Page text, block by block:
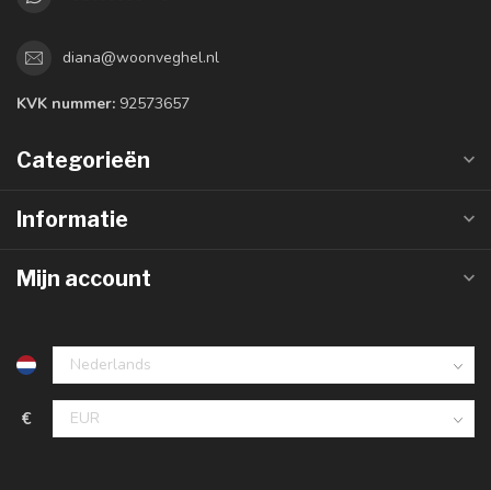
diana@woonveghel.nl
KVK nummer: 92573657
Categorieën
Informatie
Mijn account
€